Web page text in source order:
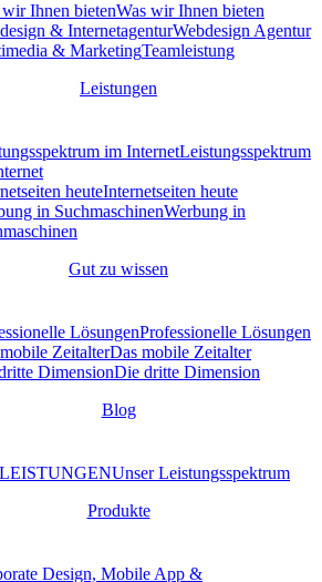
wir Ihnen bietenWas wir Ihnen bieten
& InternetagenturWebdesign Agentur
& MarketingTeamleistung
Leistungen
im InternetLeistungsspektrum
heuteInternetseiten heute
in SuchmaschinenWerbung in
Gut zu wissen
LösungenProfessionelle Lösungen
ZeitalterDas mobile Zeitalter
DimensionDie dritte Dimension
Blog
Unser Leistungsspektrum
Produkte
Design, Mobile App &